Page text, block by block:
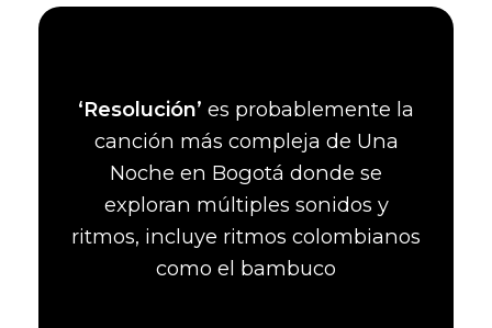
‘Resolución’ es probablemente la
canción más compleja de Una
Noche en Bogotá donde se
exploran múltiples sonidos y
ritmos, incluye ritmos colombianos
como el bambuco